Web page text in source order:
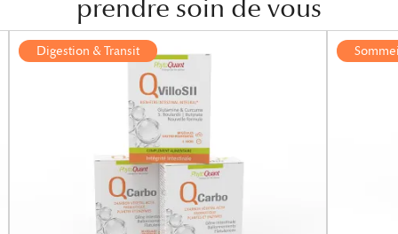
prendre soin de vous
Digestion & Transit